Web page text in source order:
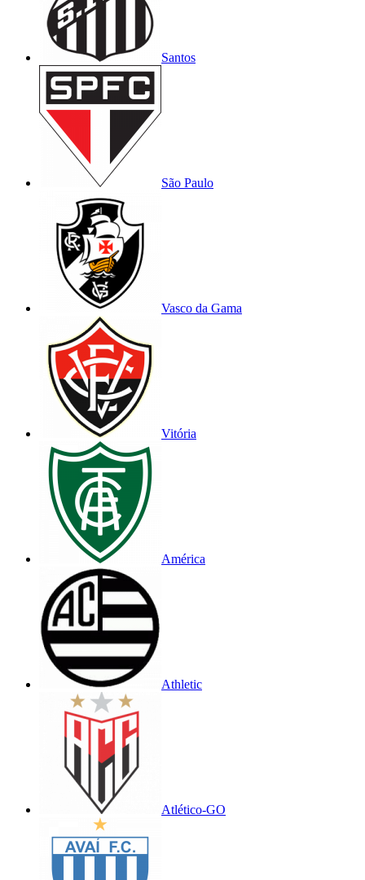
Santos
São Paulo
Vasco da Gama
Vitória
América
Athletic
Atlético-GO